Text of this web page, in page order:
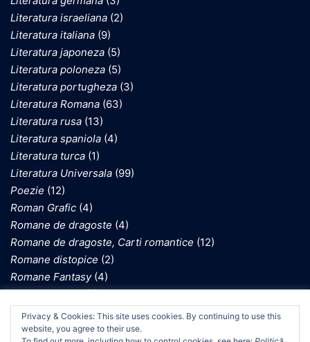
Literatura israeliana (2)
Literatura italiana (9)
Literatura japoneza (5)
Literatura poloneza (5)
Literatura portugheza (3)
Literatura Romana (63)
Literatura rusa (13)
Literatura spaniola (4)
Literatura turca (1)
Literatura Universala (99)
Poezie (12)
Roman Grafic (4)
Romane de dragoste (4)
Romane de dragoste, Carti romantice (12)
Romane distopice (2)
Romane Fantasy (4)
Romane inspirate de Holocaust (10)
Romane istorice (1)
We use cookies on our website to give you the most
relevant experience by remembering your preferences
and repeat visits. By clicking “Accept”, you consent to the
Privacy & Cookies: This site uses cookies. By continuing to use this
website, you agree to their use.